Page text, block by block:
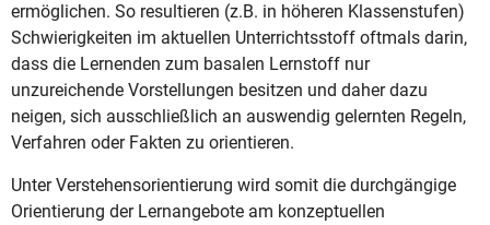
ermöglichen. So resultieren (z.B. in höheren Klassenstufen)
Schwierigkeiten im aktuellen Unterrichtsstoff oftmals darin,
dass die Lernenden zum basalen Lernstoff nur
unzureichende Vorstellungen besitzen und daher dazu
neigen, sich ausschließlich an auswendig gelernten Regeln,
Verfahren oder Fakten zu orientieren.
Unter Verstehensorientierung wird somit die durchgängige
Orientierung der Lernangebote am konzeptuellen